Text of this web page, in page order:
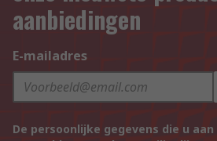
aanbiedingen
E-mailadres
De persoonlijke gegevens die u